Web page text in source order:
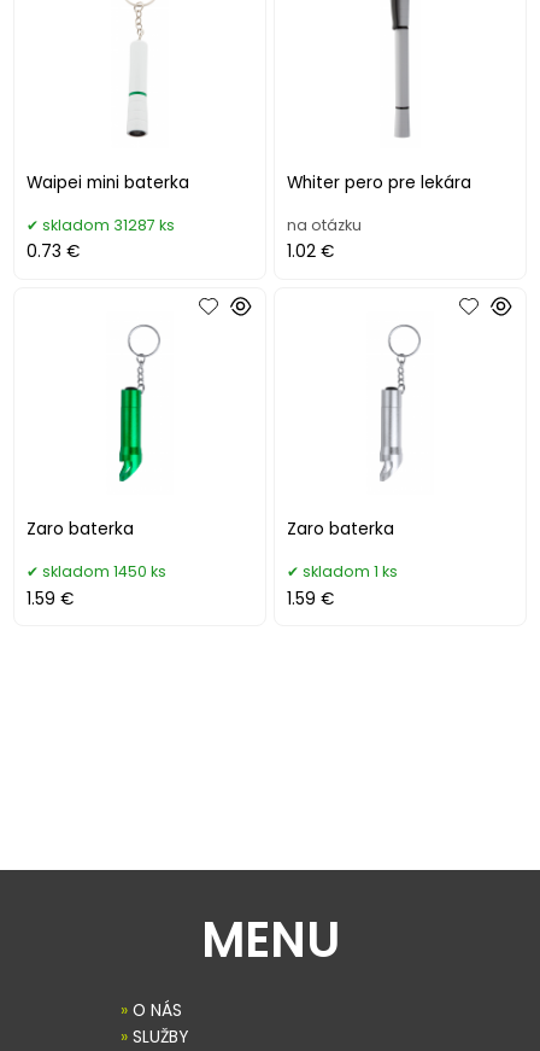
Waipei mini baterka
skladom 31287 ks
0.73 €
Whiter pero pre lekára
na otázku
1.02 €
Zaro baterka
skladom 1450 ks
1.59 €
Zaro baterka
skladom 1 ks
1.59 €
MENU
» O NÁS
» SLUŽBY